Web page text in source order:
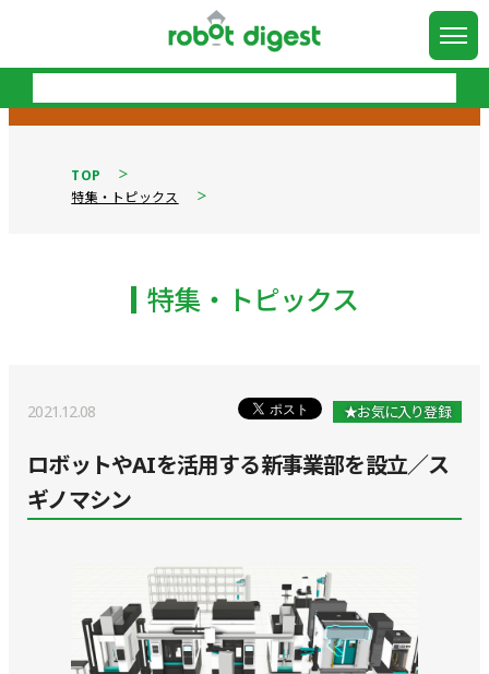
TOP
特集・トピックス
特集・トピックス
2021.12.08 ★お気に入り登録
ロボットやAIを活用する新事業部を設立／ス
ギノマシン